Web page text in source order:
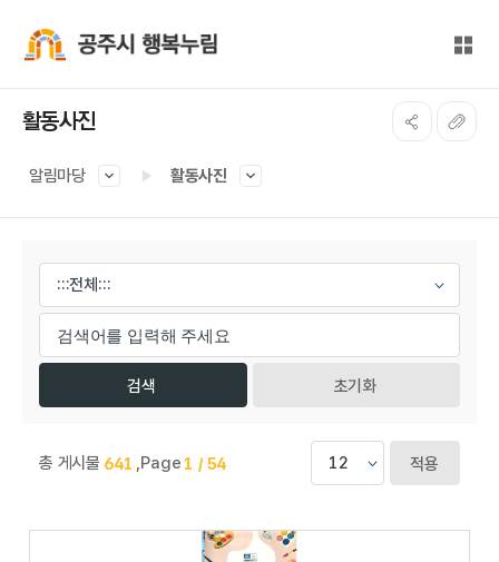
전체
활동사진
알림마당 활동사진
초기화
총 게시물 641 ,Page 1 / 54 적용